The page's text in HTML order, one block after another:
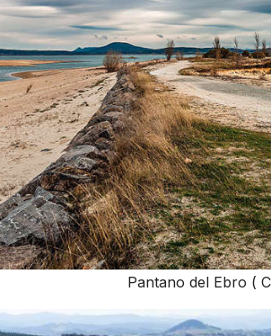
Pantano del Ebro (